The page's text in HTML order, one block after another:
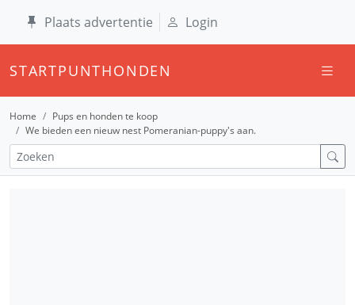
Plaats advertentie Login
STARTPUNTHONDEN
Home
Pups en honden te koop
We bieden een nieuw nest Pomeranian-puppy's aan.